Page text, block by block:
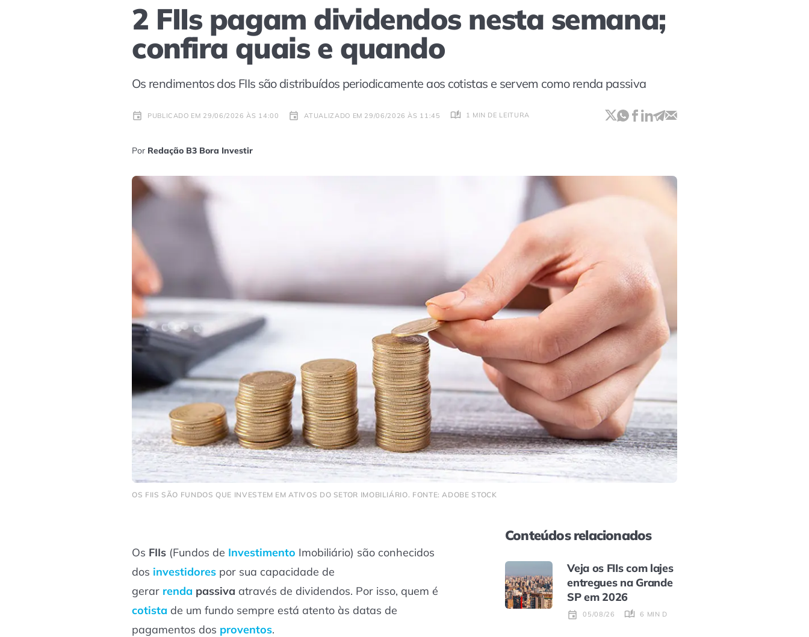
2 FIIs pagam dividendos nesta semana;
confira quais e quando
Os rendimentos dos FIIs são distribuídos periodicamente aos cotistas e servem como renda passiva
PUBLICADO EM 29/06/2026 ÀS 14:00 ATUALIZADO EM 29/06/2026 ÀS 11:45 1 MIN DE LEITURA
Por Redação B3 Bora Investir
OS FIIS SÃO FUNDOS QUE INVESTEM EM ATIVOS DO SETOR IMOBILIÁRIO. FONTE: ADOBE STOCK
Os FIIs (Fundos de Investimento Imobiliário) são conhecidos
dos investidores por sua capacidade de
gerar renda passiva através de dividendos. Por isso, quem é
cotista de um fundo sempre está atento às datas de
pagamentos dos proventos.
Conteúdos relacionados
Veja os FIIs com lajes
entregues na Grande
SP em 2026
05/08/26 6 MIN DE LEITURA